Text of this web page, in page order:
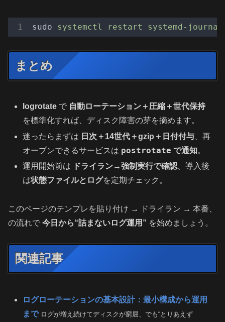
sudo systemctl restart systemd-
まとめ
logrotate で 自動ローテーション＋圧縮＋世代保持
を標準化すれば、ディスク障害の芽を摘めます。
迷ったらまずは 日次＋14世代＋gzip＋日付付与 、再
オープンできるサービスは postrotate で通知。
運用開始前は
ドライラン→強制実行で確認 、導入後
は状態ファイルとログを定期チェック。
このページのテンプレを貼り付け → ドライラン → 本番、
の流れで 今日から“詰まないログ運用” を始めましょう。
関連記事
ログローテーションの基本設計：最小構成から運用
まで ログが増え続けてディスクが窮屈、でも“とりあえず